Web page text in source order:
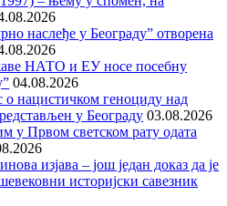
наслеђе у Београду” отворена
НАТО и ЕУ носе посебну
04.08.2026
нацистичком геноциду над
у Београду 03.08.2026
у Првом светском рату одата
изјава – још један доказ да је
историјски савезник